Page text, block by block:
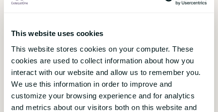
This website uses cookies
This website stores cookies on your computer. These
cookies are used to collect information about how you
interact with our website and allow us to remember you.
We use this information in order to improve and
customize your browsing experience and for analytics
and metrics about our visitors both on this website and
Bitcoin og Ethereum.
kræver enorme mængder energi, hvilket har
ført til kritik af blockchains miljøpåvirkning.
Der forskes i at udvikle mere
energieffektive konsensusmekanismer,
men det er stadig et område, hvor der skal